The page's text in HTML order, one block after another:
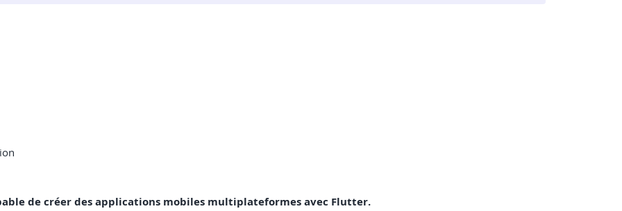
de créer des applications mobiles multiplateformes avec Flutter.